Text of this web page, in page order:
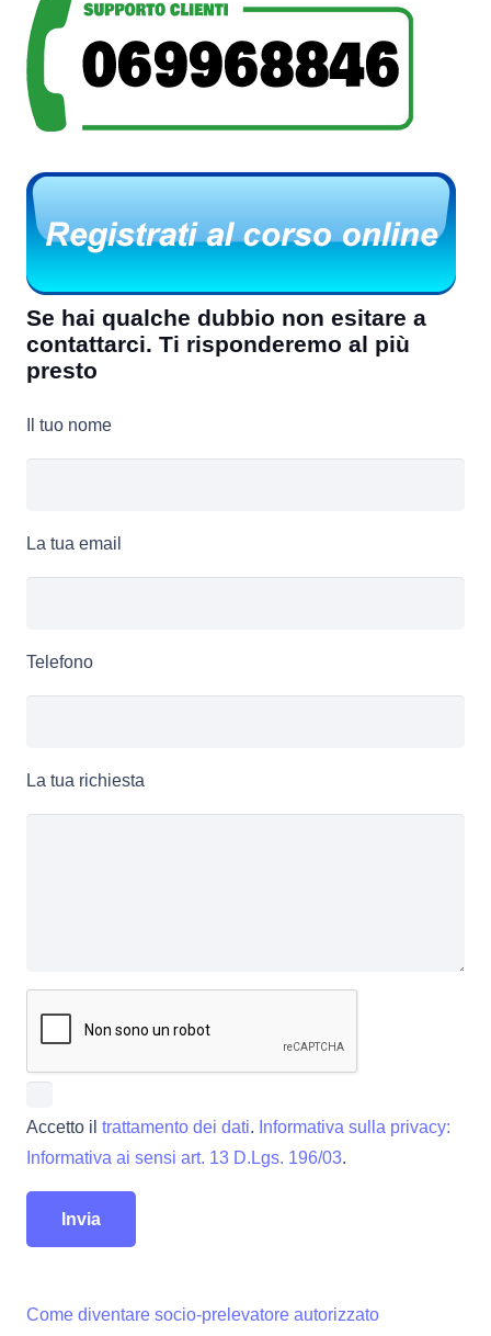
Se hai qualche dubbio non esitare a
contattarci. Ti risponderemo al più
presto
Il tuo nome
La tua email
Telefono
La tua richiesta
Accetto il trattamento dei dati. Informativa sulla privacy:
Informativa ai sensi art. 13 D.Lgs. 196/03.
Come diventare socio-prelevatore autorizzato